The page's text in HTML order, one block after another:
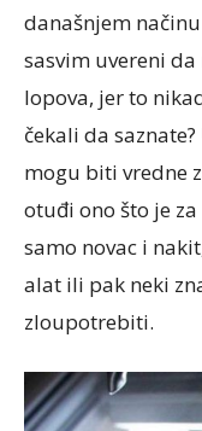
današnjem
sasvim uvereni
lopova, jer to
čekali da
mogu biti vredne
otuđi ono što je
samo novac i
alat ili pak neki
zloupotrebiti.